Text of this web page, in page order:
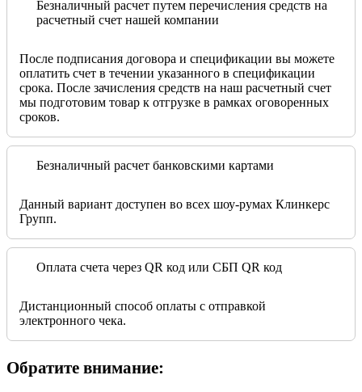
Безналичный расчет путем перечисления средств на
расчетный счет нашей компании
После подписания договора и спецификации вы можете
оплатить счет в течении указанного в спецификации
срока. После зачисления средств на наш расчетный счет
мы подготовим товар к отгрузке в рамках оговоренных
сроков.
Безналичный расчет банковскими картами
Данный вариант доступен во всех шоу-румах Клинкерс
Групп.
Оплата счета через QR код или СБП QR код
Дистанционный способ оплаты с отправкой
электронного чека.
Обратите внимание: